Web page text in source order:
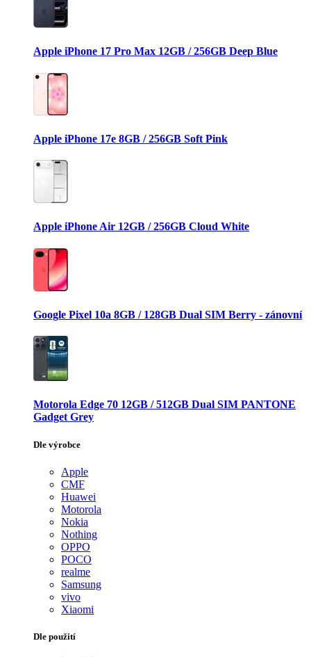
Apple iPhone 17 Pro Max 12GB / 256GB Deep Blue
Apple iPhone 17e 8GB / 256GB Soft Pink
Apple iPhone Air 12GB / 256GB Cloud White
Google Pixel 10a 8GB / 128GB Dual SIM Berry - zánovní
Motorola Edge 70 12GB / 512GB Dual SIM PANTONE
Gadget Grey
Dle výrobce
Apple
CMF
Huawei
Motorola
Nokia
Nothing
OPPO
POCO
realme
Samsung
vivo
Xiaomi
Dle použití